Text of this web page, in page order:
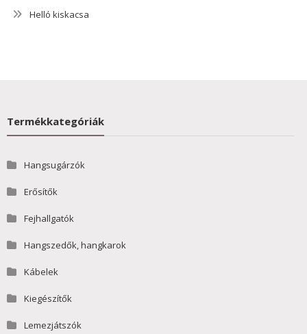
Helló kiskacsa
Termékkategóriák
Hangsugárzók
Erősítők
Fejhallgatók
Hangszedők, hangkarok
Kábelek
Kiegészítők
Lemezjátszók